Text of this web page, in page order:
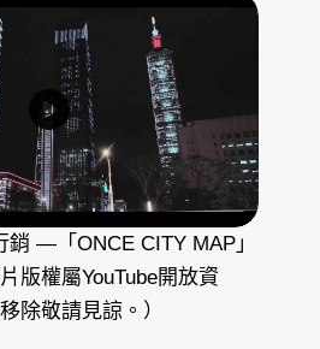
銷 —「ONCE CITY MAP」
版權屬YouTube開放資
除敬請見諒。）